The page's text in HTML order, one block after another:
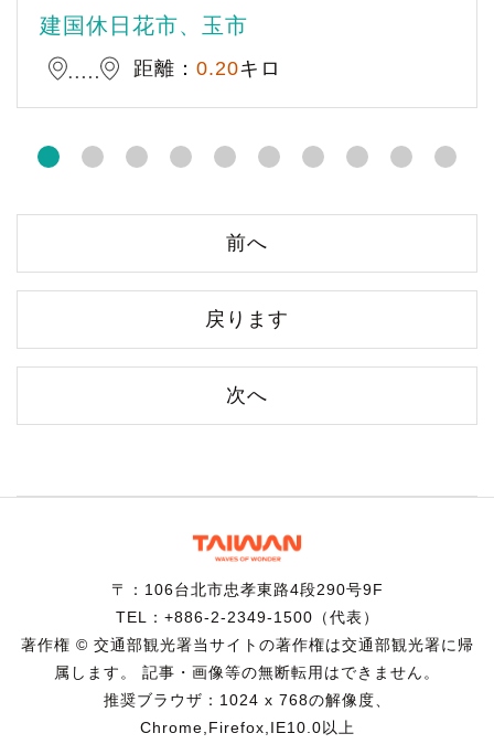
建国休日花市、玉市
距離： 0.20キロ
前へ
戻ります
次へ
〒：106台北市忠孝東路4段290号9F
TEL：+886-2-2349-1500（代表）
著作権 © 交通部観光署当サイトの著作権は交通部観光署に帰
属します。 記事・画像等の無断転用はできません。
推奨ブラウザ：1024 x 768の解像度、
Chrome,Firefox,IE10.0以上